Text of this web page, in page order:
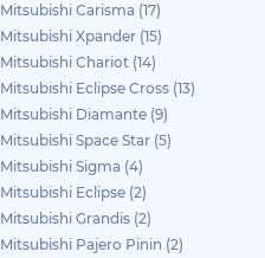
Mitsubishi Carisma (17)
Mitsubishi Xpander (15)
Mitsubishi Chariot (14)
Mitsubishi Eclipse Cross (13)
Mitsubishi Diamante (9)
Mitsubishi Space Star (5)
Mitsubishi Sigma (4)
Mitsubishi Eclipse (2)
Mitsubishi Grandis (2)
Mitsubishi Pajero Pinin (2)